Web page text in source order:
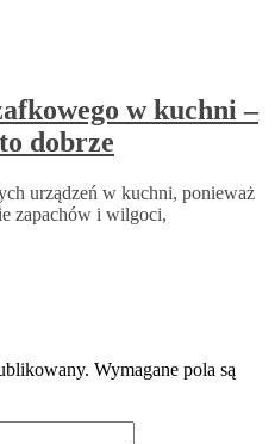
w kuchni –
dobrze
urządzeń w kuchni, ponieważ
zapachów i wilgoci,
Wymagane pola są